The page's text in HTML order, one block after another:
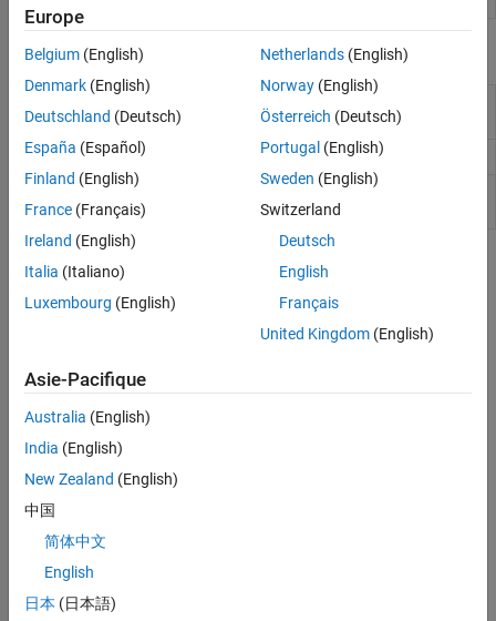
Functions
system
evalfisOptions Option set forevalfis
getFISCodeGenerationData
Create homogeneous fuzzy
inference system structure
Topics
Deploy Fuzzy Inference Systems
You can generate code fuzzy inference systems or package and
Generate Code for Fuzzy System Using Simulink Coder
You can generate code for a fuzzy inference system implemented
in Simulink using a
Generate Code for Fuzzy System Using MATLAB Coder
You can generate code for a fuzzy inference system evaluated in
MATLAB using the
Generate Structured Text for Fuzzy System Using Simulink PLC
Coder
Europe
Belgium (English)
Denmark (English)
Deutschland (Deutsch)
España (Español)
Finland (English)
France (Français)
Ireland (English)
Italia (Italiano)
Luxembourg (English)
Netherlands(English)
Norway(English)
Österreich (Deutsch)
Portugal (English)
Sweden (English)
Switzerland
Deutsch
English
Français
United Kingdom(English)
Asie-Pacifique
Australia (English)
India (English)
New Zealand (English)
中国
简体中文
English
日本 (日本語)